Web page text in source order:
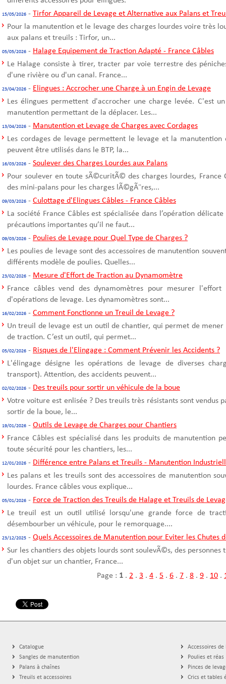
15/05/2026 - Tirfor Appareil de Levage et Alternative aux Palans et
Pour la manutention et le levage des charges lourdes voire très
aux palans et treuils : Tirfor, un...
05/05/2026 - Halage Equipement de Traction Adapté - France Câbles
Le Halage consiste à tirer, tracter par voie terrestre des
d'une rivière ou d'un canal. France...
23/04/2026 - Elingues : Accrocher une Charge à un Engin de Levage
Les élingues permettent d'accrocher une charge levée. C'est
manutention permettant de la déplacer. Les...
13/04/2026 - Manutention et Levage de Charges avec Cordages
Les cordages de levage permettent le levage et la manutention
peuvent être utilisés dans le BTP, la...
16/03/2026 - Soulever des Charges Lourdes aux Palans
Pour soulever en toute sÃ©curitÃ© des charges lourdes, France
des mini-palans pour les charges lÃ©gÃ¨res,...
09/03/2026 - Culottage d'Elingues Câbles - France Câbles
La société France Câbles est spécialisée dans l’opération
précautions importantes qu’il ne faut...
09/03/2026 - Poulies de Levage pour Quel Type de Charges ?
Les poulies de levage sont des accessoires de manutention
différents modèle de poulies. Quelles...
23/02/2026 - Mesure d'Effort de Traction au Dynamomètre
France câbles vend des dynamomètres pour mesurer
d'opérations de levage. Les dynamomètres sont...
16/02/2026 - Comment Fonctionne un Treuil de Levage ?
Un treuil de levage est un outil de chantier, qui permet de
de traction. C’est un outil, qui permet...
05/02/2026 - Risques de l'Elingage : Comment Prévenir les Accidents ?
L'élingage désigne les opérations de levage de diverses
transport). Attention, des accidents peuvent...
02/02/2026 - Des treuils pour sortir un véhicule de la boue
Votre voiture est enlisée ? Des treuils très résistants sont vendus
sortir de la boue, le...
19/01/2026 - Outils de Levage de Charges pour Chantiers
France Câbles est spécialisé dans les produits de manutention
toute sécurité pour les chantiers, les...
12/01/2026 - Différence entre Palans et Treuils - Manutention
Les palans et les treuils sont des accessoires de manutention
lourdes. France câbles vous explique...
05/01/2026 - Force de Traction des Treuils de Halage et Treuils de
Le treuil est un outil utilisé lorsqu'une grande force de
désembourber un véhicule, pour le remorquage....
23/12/2025 - Quels Accessoires de Manutention pour Eviter les Chutes
Sur les chantiers des objets lourds sont soulevÃ©s, des
d'un objet sur un chantier, France...
Page : 1 . 2 . 3 . 4 . 5 . 6 . 7 . 8 . 9 . 10 .
Catalogue
Sangles de manutention
Palans à chaînes
Treuils et accessoires
Accessoires de
Poulies et réas
Pinces de
Crics et tables